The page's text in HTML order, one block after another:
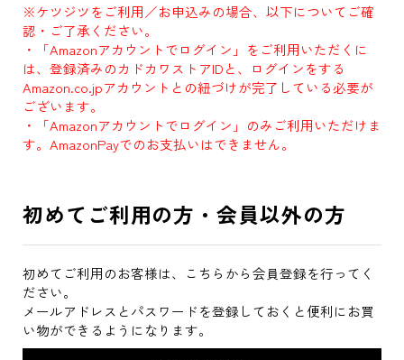
※ケツジツをご利用／お申込みの場合、以下についてご確
認・ご了承ください。
・「Amazonアカウントでログイン」をご利用いただくに
は、登録済みのカドカワストアIDと、ログインをする
Amazon.co.jpアカウントとの紐づけが完了している必要が
ございます。
・「Amazonアカウントでログイン」のみご利用いただけま
す。AmazonPayでのお支払いはできません。
初めてご利用の方・会員以外の方
初めてご利用のお客様は、こちらから会員登録を行ってく
ださい。
メールアドレスとパスワードを登録しておくと便利にお買
い物ができるようになります。